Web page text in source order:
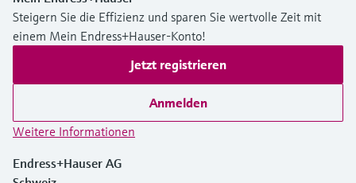
Steigern Sie die Effizienz und sparen Sie wertvolle Zeit mit
einem Mein Endress+Hauser-Konto!
Jetzt registrieren
Anmelden
Weitere Informationen
Endress+Hauser AG